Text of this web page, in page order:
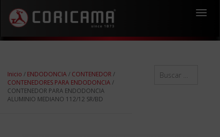
Inicio / ENDODONCIA/ CONTENEDOR /
CONTENEDORES PARA ENDODONCIA/
CONTENEDOR PARA ENDODONCIA
ALUMINIO MEDIANO 112/12 SR/BD